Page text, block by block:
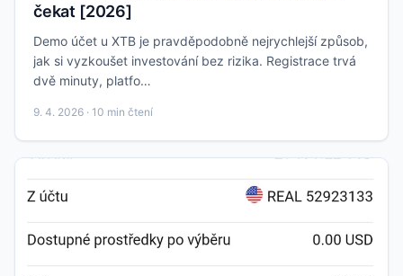
čekat [2026]
Demo účet u XTB je pravděpodobně nejrychlejší způsob,
jak si vyzkoušet investování bez rizika. Registrace trvá
dvě minuty, platfo…
9. 4. 2026 · 10 min čtení